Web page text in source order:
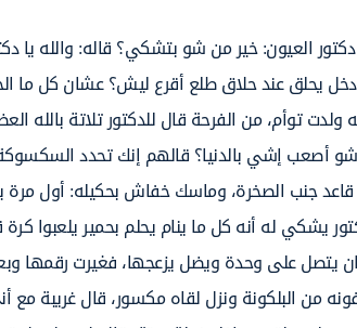
العيون: خير من شو بتشكي؟ قاله: والله يا
يحلق عند حلاق طلع أقرع ليش؟ عشان كل ما
توأم، من الفرحة قال للدكتور تلاتة بالله
أصعب إشي بالدنيا؟ قالهم إنك تحدد
جنب الصخرة، وماسك خفاش بحكيله: أول مرة
يشكي له أنه كل ما ينام يحلم بحمير يلعبوا
يتصل على وحدة ويضل يزعجها، فغيرت رقمها
من البلكونة ونزل لقاه مكسور، قال غريبة